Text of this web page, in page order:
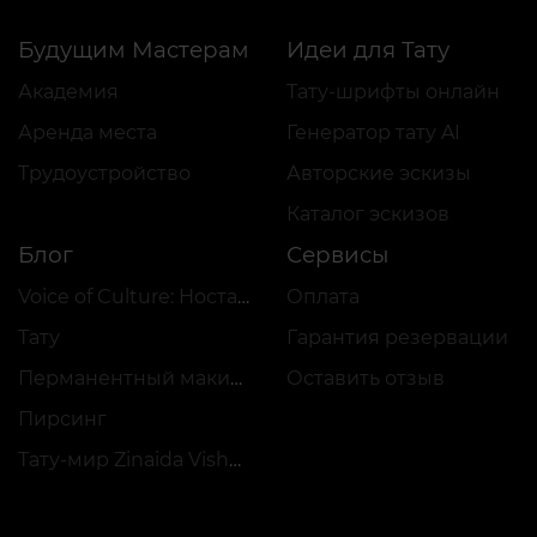
Будущим Мастерам
Академия
Аренда места
Трудоустройство
Идеи для Тату
Тату-шрифты онлайн
Генератор тату AI
Авторские эскизы
Каталог эскизов
Блог
Voice of Culture: Ностальгия по 2000-м
Тату
Перманентный макияж
Пирсинг
Тату-мир Zinaida Vishenka
Сервисы
Оплата
Гарантия резервации
Оставить отзыв